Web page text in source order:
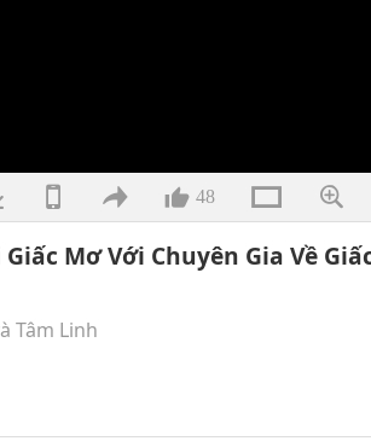
48
Mơ Với Chuyên Gia Về
Tâm Linh